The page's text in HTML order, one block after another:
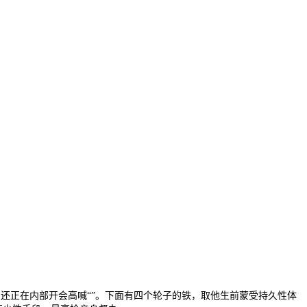
在内部开会高喊“”。下面有四个轮子的铁，取他生前蒙受持久性体